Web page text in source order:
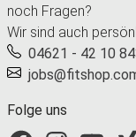
noch Fragen?
Wir sind auch
04621 - 42 10
Folge uns
Fitshop bei